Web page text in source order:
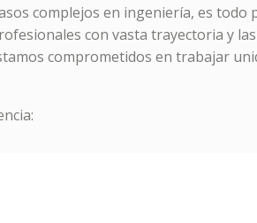
complejos en ingeniería, es todo
con vasta trayectoria y
comprometidos en trabajar